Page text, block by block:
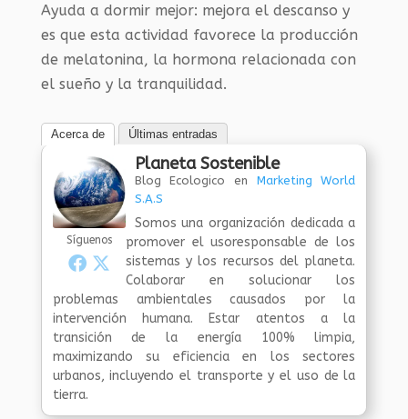
Ayuda a dormir mejor: mejora el descanso y
es que esta actividad favorece la producción
de melatonina, la hormona relacionada con
el sueño y la tranquilidad.
Acerca de Últimas entradas
Síguenos
Planeta Sostenible
Blog Ecologico en Marketing World
S.A.S
Somos una organización dedicada a
promover el usoresponsable de los
sistemas y los recursos del planeta.
Colaborar en solucionar los
problemas ambientales causados por la
intervención humana. Estar atentos a la
transición de la energía 100% limpia,
maximizando su eficiencia en los sectores
urbanos, incluyendo el transporte y el uso de la
tierra.